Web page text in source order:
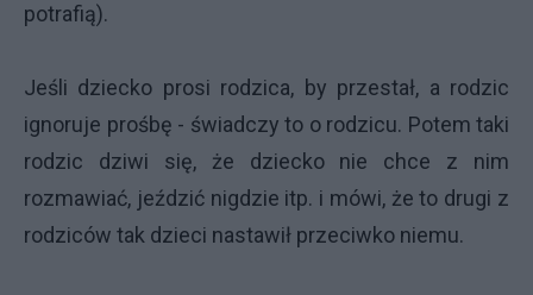
potrafią).
Jeśli dziecko prosi rodzica, by przestał, a rodzic
ignoruje prośbę - świadczy to o rodzicu. Potem taki
rodzic dziwi się, że dziecko nie chce z nim
rozmawiać, jeździć nigdzie itp. i mówi, że to drugi z
rodziców tak dzieci nastawił przeciwko niemu.